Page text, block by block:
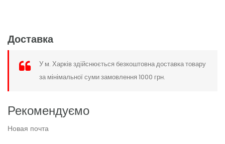
Доставка
У м. Харків здійснюється безкоштовна доставка товару
за мінімальної суми замовлення 1000 грн.
Рекомендуємо
Новая почта